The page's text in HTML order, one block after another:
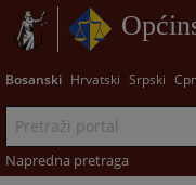
Bosanski Hrvatski Srpski
Napredna pretraga